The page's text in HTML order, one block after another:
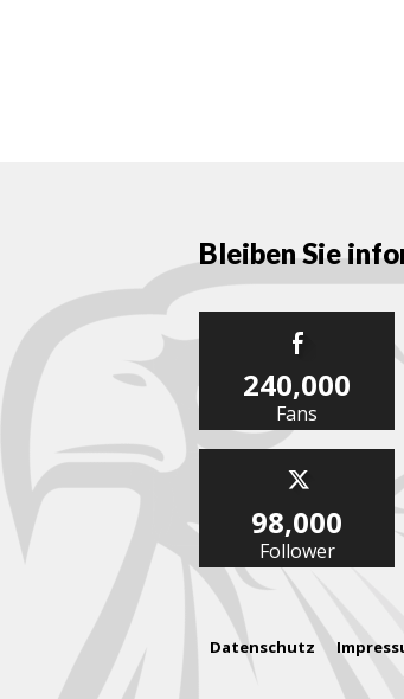
Bleiben Sie
240,000
Fans
98,000
Follower
Datenschutz